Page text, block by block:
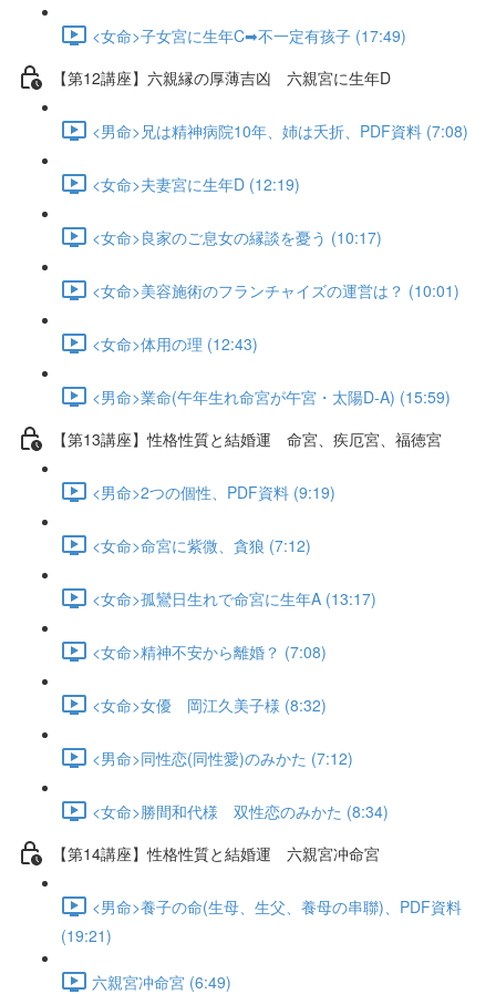
<女命>子女宮に生年C➡不一定有孩子 (17:49)
【第12講座】六親縁の厚薄吉凶 六親宮に生年D
<男命>兄は精神病院10年、姉は夭折、PDF資料 (7:08)
<女命>夫妻宮に生年D (12:19)
<女命>良家のご息女の縁談を憂う (10:17)
<女命>美容施術のフランチャイズの運営は？ (10:01)
<女命>体用の理 (12:43)
<男命>業命(午年生れ命宮が午宮・太陽D-A) (15:59)
【第13講座】性格性質と結婚運 命宮、疾厄宮、福徳宮
<男命>2つの個性、PDF資料 (9:19)
<女命>命宮に紫微、貪狼 (7:12)
<女命>孤鸞日生れで命宮に生年A (13:17)
<女命>精神不安から離婚？ (7:08)
<女命>女優 岡江久美子様 (8:32)
<男命>同性恋(同性愛)のみかた (7:12)
<女命>勝間和代様 双性恋のみかた (8:34)
【第14講座】性格性質と結婚運 六親宮冲命宮
<男命>養子の命(生母、生父、養母の串聯)、PDF資料
(19:21)
六親宮冲命宮 (6:49)